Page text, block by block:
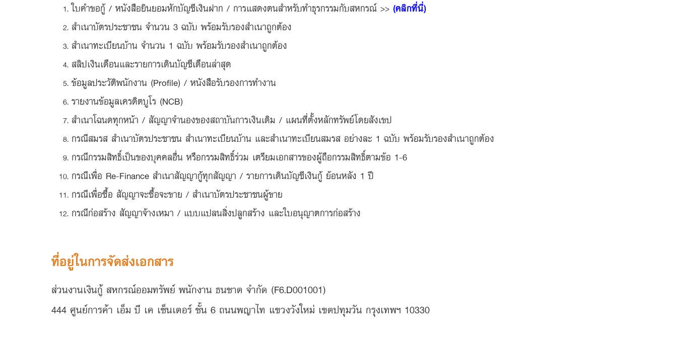
ใบคำขอกู้ / หนังสือยินยอมหักบัญชีเงินฝาก / การแสดงตนสำหรับทำธุรกรรมกับสหกรณ์ >> (คลิกที่นี่)
สำเนาบัตรประชาชน จำนวน 3 ฉบับ พร้อมรับรองสำเนาถูกต้อง
สำเนาทะเบียนบ้าน จำนวน 1 ฉบับ พร้อมรับรองสำเนาถูกต้อง
สลิปเงินเดือนและรายการเดินบัญชีเดือนล่าสุด
ข้อมูลประวัติพนักงาน (Profile) / หนังสือรับรองการทำงาน
รายงานข้อมูลเครดิตบูโร (NCB)
สำเนาโฉนดทุกหน้า / สัญญาจำนองของสถาบันการเงินเดิม / แผนที่ตั้งหลักทรัพย์โดยสังเขป
กรณีสมรส สำเนาบัตรประชาชน สำเนาทะเบียนบ้าน และสำเนาทะเบียนสมรส อย่างละ 1 ฉบับ พร้อมรับรองสำเนาถูกต้อง
กรณีกรรมสิทธิ์เป็นของบุคคลอื่น หรือกรรมสิทธิ์ร่วม เตรียมเอกสารของผู้ถือกรรมสิทธิ์ตามข้อ 1-6
กรณีเพื่อ Re-Finance สำเนาสัญญากู้ทุกสัญญา / รายการเดินบัญชีเงินกู้ ย้อนหลัง 1 ปี
กรณีเพื่อซื้อ สัญญาจะซื้อจะขาย / สำเนาบัตรประชาชนผู้ขาย
กรณีก่อสร้าง สัญญาจ้างเหมา / แบบแปลนสิ่งปลูกสร้าง และใบอนุญาตการก่อสร้าง
ที่อยู่ในการจัดส่งเอกสาร
ส่วนงานเงินกู้ สหกรณ์ออมทรัพย์ พนักงาน ธนชาต จำกัด (F6.D001001)
444 ศูนย์การค้า เอ็ม บี เค เซ็นเตอร์ ชั้น 6 ถนนพญาไท แขวงวังใหม่ เขตปทุมวัน กรุงเทพฯ 10330